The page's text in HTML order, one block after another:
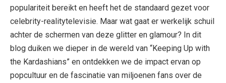
populariteit bereikt en heeft het de standaard gezet voor
celebrity-realitytelevisie. Maar wat gaat er werkelijk schuil
achter de schermen van deze glitter en glamour? In dit
blog duiken we dieper in de wereld van “Keeping Up with
the Kardashians” en ontdekken we de impact ervan op
popcultuur en de fascinatie van miljoenen fans over de